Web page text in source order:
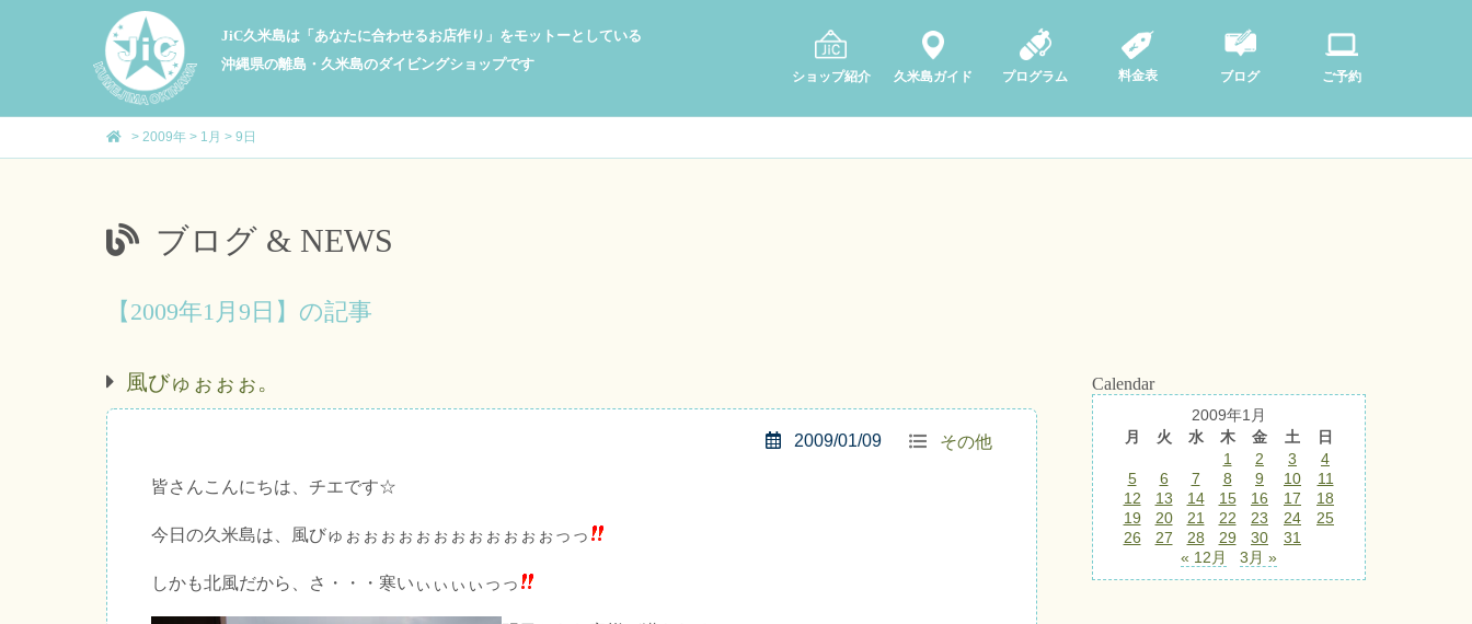
JiC久米島は「あなたに合わせるお店作り」をモットーとしている
沖縄県の離島・久米島のダイビングショップです
ショップ紹介 久米島ガイド プログラム 料金表 ブログ ご予約
> 2009年 > 1月 > 9日
ブログ & NEWS
【2009年1月9日】の記事
風びゅぉぉぉ。
その他
2009/01/09
皆さんこんにちは、チエです☆
今日の久米島は、風びゅぉぉぉぉぉぉぉぉぉぉぉぉっっ
しかも北風だから、さ・・・寒いぃぃぃぃっっ
Calendar
2009年1月
月
火 水 木 金 土
日
1
2 3
4
5
6 7 8 9 10
11
12
13 14 15 16 17
18
19
20 21 22 23 24
25
26
27 28 29 30
31
« 12月
3月 »